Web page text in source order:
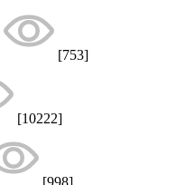
[753]
[10222]
[998]